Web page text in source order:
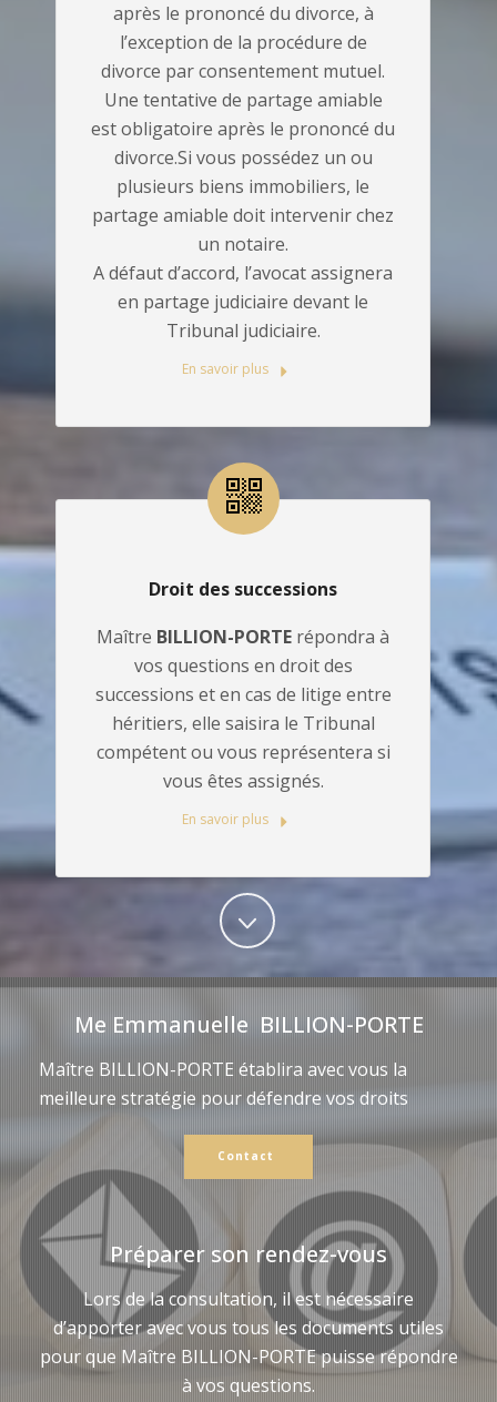
après le prononcé du divorce, à
l’exception de la procédure de
divorce par consentement mutuel.
Une tentative de partage amiable
est obligatoire après le prononcé du
divorce.Si vous possédez un ou
plusieurs biens immobiliers, le
partage amiable doit intervenir chez
un notaire.
A défaut d’accord, l’avocat assignera
en partage judiciaire devant le
Tribunal judiciaire.
En savoir plus
Droit des successions
Maître BILLION-PORTE répondra à
vos questions en droit des
successions et en cas de litige entre
héritiers, elle saisira le Tribunal
compétent ou vous représentera si
vous êtes assignés.
En savoir plus
Me Emmanuelle BILLION-PORTE
Maître BILLION-PORTE établira avec vous la
meilleure stratégie pour défendre vos droits
Contact
Préparer son rendez-vous
Lors de la consultation, il est nécessaire
d’apporter avec vous tous les documents utiles
pour que Maître BILLION-PORTE puisse répondre
à vos questions.